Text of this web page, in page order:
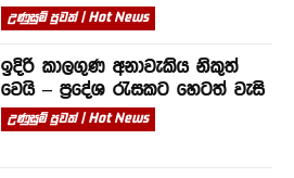
උණුසුම් පුවත් | Hot News
ඉදිරි කාලගුණ අනාවැකිය නිකුත්
වෙයි – ප්‍රදේශ රැසකට හෙටත් වැසි
උණුසුම් පුවත් | Hot News